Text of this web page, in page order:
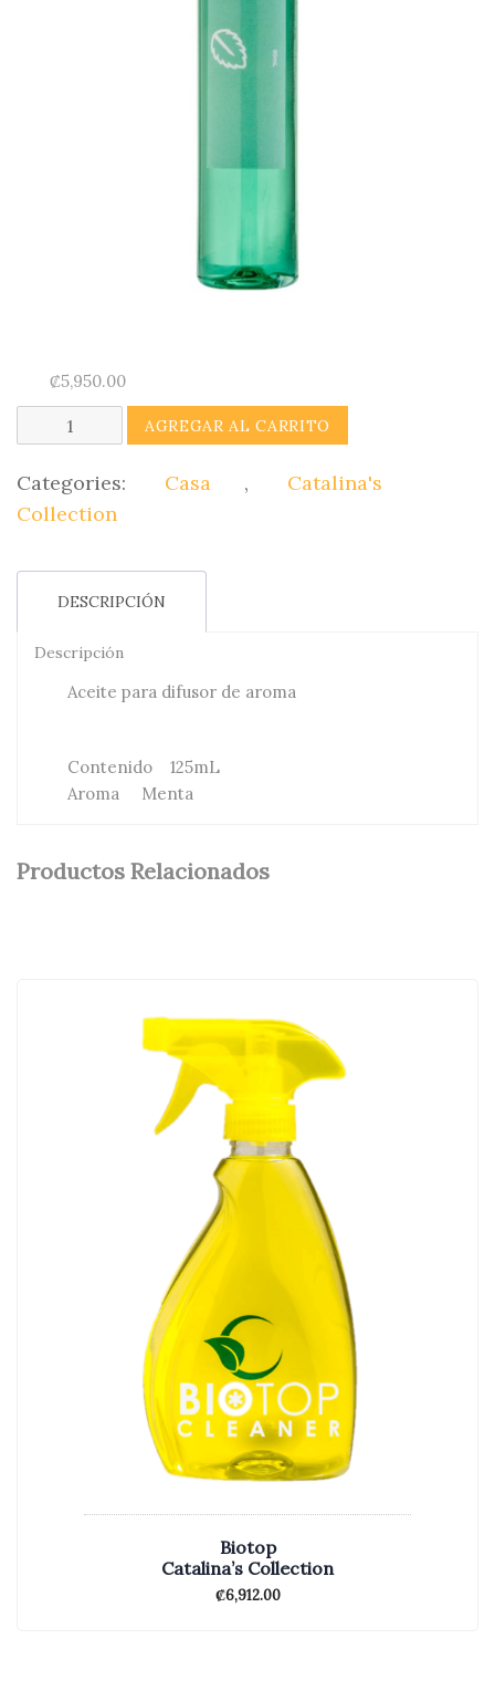
₡5,950.00
Aceite
para
difusor
(Menta)
Collection
quantity
AGREGAR AL CARRITO
Categories: Casa ,
Catalina's
Collection
DESCRIPCIÓN
Descripción
Aceite para difusor de aroma
Contenido 125mL
Aroma Menta
Productos Relacionados
Biotop
Catalina’s Collection
₡6,912.00